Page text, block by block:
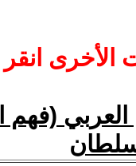
الأخرى
(فهم